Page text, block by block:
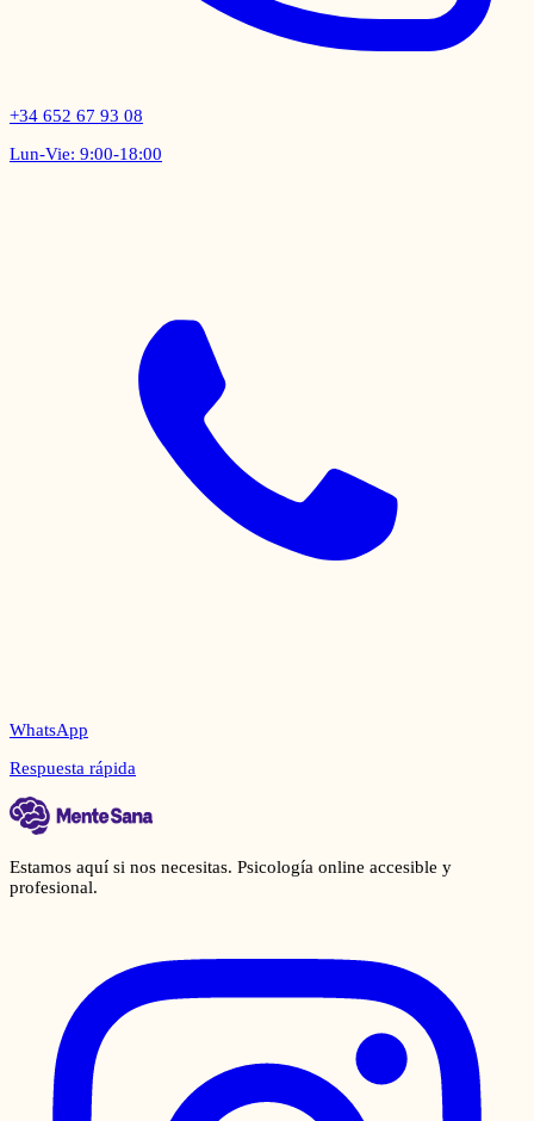
+34 652 67 93 08
Lun-Vie: 9:00-18:00
WhatsApp
Respuesta rápida
Estamos aquí si nos necesitas. Psicología online accesible y
profesional.